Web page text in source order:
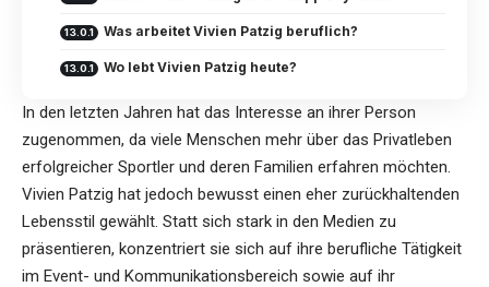
Was arbeitet Vivien Patzig beruflich?
Wo lebt Vivien Patzig heute?
In den letzten Jahren hat das Interesse an ihrer Person
zugenommen, da viele Menschen mehr über das Privatleben
erfolgreicher Sportler und deren Familien erfahren möchten.
Vivien Patzig hat jedoch bewusst einen eher zurückhaltenden
Lebensstil gewählt. Statt sich stark in den Medien zu
präsentieren, konzentriert sie sich auf ihre berufliche Tätigkeit
im Event- und Kommunikationsbereich sowie auf ihr